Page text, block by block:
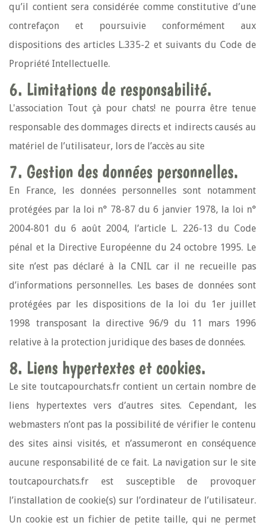
qu’il contient sera considérée comme constitutive d’une
contrefaçon et poursuivie conformément aux
dispositions des articles L.335-2 et suivants du Code de
Propriété Intellectuelle.
6. Limitations de responsabilité.
L'association Tout çà pour chats! ne pourra être tenue
responsable des dommages directs et indirects causés au
matériel de l’utilisateur, lors de l’accès au site
7. Gestion des données personnelles.
En France, les données personnelles sont notamment
protégées par la loi n° 78-87 du 6 janvier 1978, la loi n°
2004-801 du 6 août 2004, l’article L. 226-13 du Code
pénal et la Directive Européenne du 24 octobre 1995. Le
site n’est pas déclaré à la CNIL car il ne recueille pas
d’informations personnelles. Les bases de données sont
protégées par les dispositions de la loi du 1er juillet
1998 transposant la directive 96/9 du 11 mars 1996
relative à la protection juridique des bases de données.
8. Liens hypertextes et cookies.
Le site toutcapourchats.fr contient un certain nombre de
liens hypertextes vers d’autres sites. Cependant, les
webmasters n’ont pas la possibilité de vérifier le contenu
des sites ainsi visités, et n’assumeront en conséquence
aucune responsabilité de ce fait. La navigation sur le site
toutcapourchats.fr est susceptible de provoquer
l’installation de cookie(s) sur l’ordinateur de l’utilisateur.
Un cookie est un fichier de petite taille, qui ne permet